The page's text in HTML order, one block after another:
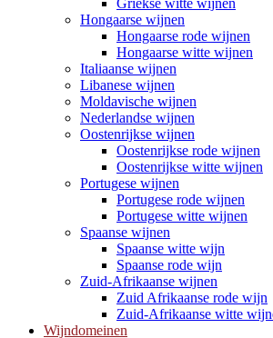
Hongaarse wijnen
Hongaarse rode wijnen
Hongaarse witte wijnen
Italiaanse wijnen
Libanese wijnen
Moldavische wijnen
Nederlandse wijnen
Oostenrijkse wijnen
Oostenrijkse rode wijnen
Oostenrijkse witte wijnen
Portugese wijnen
Portugese rode wijnen
Portugese witte wijnen
Spaanse wijnen
Spaanse witte wijn
Spaanse rode wijn
Zuid-Afrikaanse wijnen
Zuid Afrikaanse rode wijn
Zuid-Afrikaanse witte
Wijndomeinen